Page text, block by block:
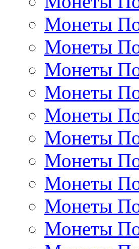
Монеты
Монеты
Монеты
Монеты
Монеты
Монеты
Монеты
Монеты
Монеты
Монеты